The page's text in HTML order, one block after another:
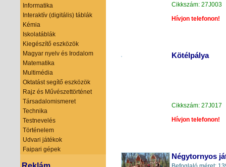
Informatika
Interaktív (digitális) táblák
Kémia
Iskolatáblák
Kiegészítő eszközök
Magyar nyelv és Irodalom
Matematika
Multimédia
Oktatást segítő eszközök
Rajz és Művészettörténet
Társadalomismeret
Technika
Testnevelés
Történelem
Udvari játékok
Faipari gépek
Cikkszám: 27J003
Hívjon telefonon!
Kötélpálya
Cikkszám: 27J017
Hívjon telefonon!
Négytornyos